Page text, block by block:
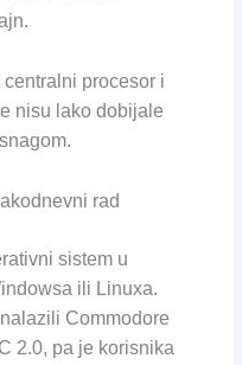
procesor i
nisu lako dobijale
rad
sistem u
ili Linuxa.
Commodore
2.0, pa je korisnika